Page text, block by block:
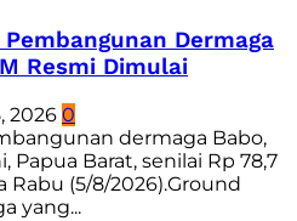
Dermaga
Resmi Dimulai
2026 0
dermaga Babo,
Barat, senilai Rp 78,7
(5/8/2026).Ground
yang...